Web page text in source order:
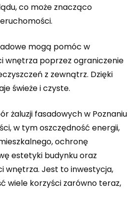
co może znacząco
mogą pomóc w
wnętrza poprzez ograniczenie
z zewnątrz. Dzięki
świeże i czyste.
żaluzji fasadowych w Poznaniu
w tym oszczędność energii,
ochronę
estetyki budynku oraz
wnętrza. Jest to inwestycja,
wiele korzyści zarówno teraz,